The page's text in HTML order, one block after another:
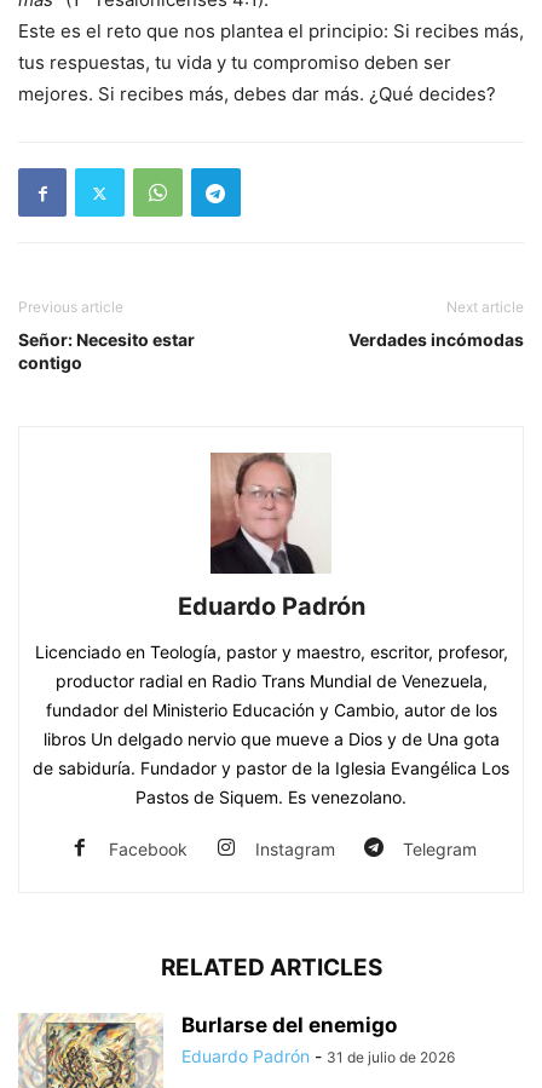
Este es el reto que nos plantea el principio: Si recibes más,
tus respuestas, tu vida y tu compromiso deben ser
mejores. Si recibes más, debes dar más. ¿Qué decides?
Previous article
Señor: Necesito estar
contigo
Next article
Verdades incómodas
Eduardo Padrón
Licenciado en Teología, pastor y maestro, escritor, profesor,
productor radial en Radio Trans Mundial de Venezuela,
fundador del Ministerio Educación y Cambio, autor de los
libros Un delgado nervio que mueve a Dios y de Una gota
de sabiduría. Fundador y pastor de la Iglesia Evangélica Los
Pastos de Siquem. Es venezolano.
Facebook Instagram Telegram
RELATED ARTICLES
Burlarse del enemigo
Eduardo Padrón - 31 de julio de 2026